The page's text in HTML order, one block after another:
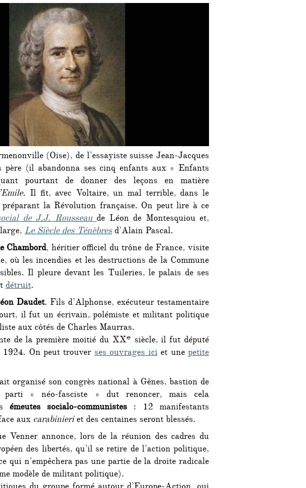
(Oise), de l’essayiste suisse Jean-Jacques
père (il abandonna ses cinq enfants aux « Enfants
pourtant de donner des leçons en matière
. Il fit, avec Voltaire, un mal terrible, dans le
préparant la Révolution française. On peut lire à ce
de J.J. Rousseau de Léon de Montesquiou et,
Le Siècle des Ténèbresd’Alain Pascal.
Chambord, héritier officiel du trône de France, visite
où les incendies et les destructions de la Commune
Il pleure devant les Tuileries, le palais de ses
détruit.
Daudet. Fils d’Alphonse, exécuteur testamentaire
il fut un écrivain, polémiste et militant politique
aux côtés de Charles Maurras.
de la première moitié du XXᵉ siècle, il fut député
1924. On peut trouverses ouvrages iciet unepetite
organisé son congrès national à Gênes, bastion de
parti « néo-fasciste » dut renoncer, mais cela
émeutes socialo-communistes : 12 manifestants
aux carabinieriet des centaines seront blessés.
Venner annonce, lors de la réunion des cadres du
des libertés, qu’il se retire de l’action politique,
qui n’empêchera pas une partie de la droite radicale
modèle de militant politique).